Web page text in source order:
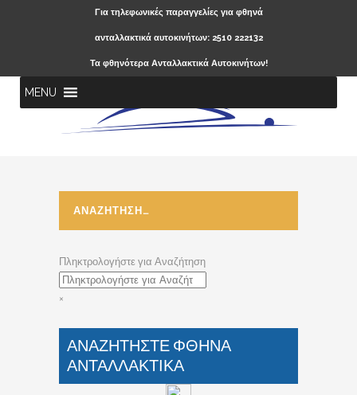
Για τηλεφωνικές παραγγελίες για φθηνά
ανταλλακτικά αυτοκινήτων: 2510 222132
Τα φθηνότερα Ανταλλακτικά Αυτοκινήτων!
MENU
ΑΝΑΖΗΤΗΣΗ…
Πληκτρολογήστε για Αναζήτηση
×
ΑΝΑΖΗΤΗΣΤΕ ΦΘΗΝΑ
ΑΝΤΑΛΛΑΚΤΙΚΑ